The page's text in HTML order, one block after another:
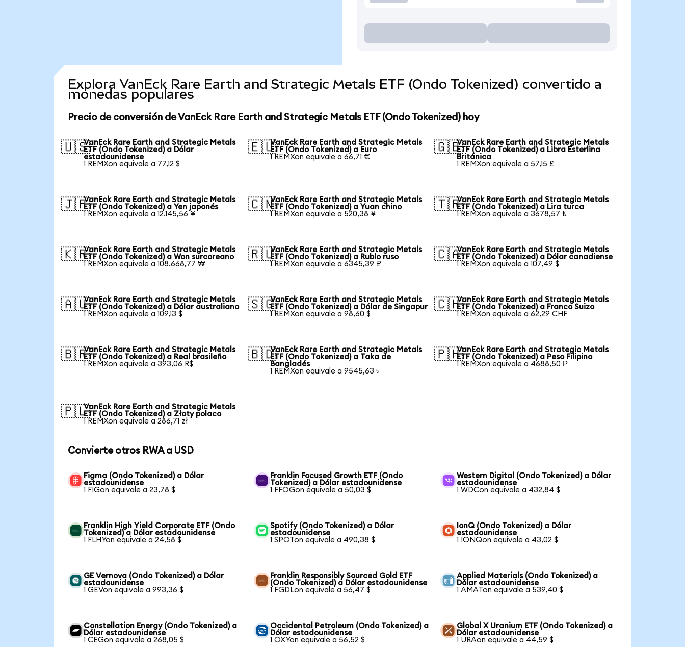
Explora VanEck Rare Earth and Strategic Metals ETF (Ondo Tokenized) convertido a
monedas populares
Precio de conversión de VanEck Rare Earth and Strategic Metals ETF (Ondo Tokenized) hoy
🇺🇸VanEck Rare Earth and Strategic Metals
ETF (Ondo Tokenized) a Dólar
estadounidense
1 REMXon equivale a 77,12 $
🇪🇺VanEck Rare Earth and Strategic Metals
ETF (Ondo Tokenized) a Euro
1 REMXon equivale a 66,71 €
🇬🇧VanEck Rare Earth and Strategic Metals
ETF (Ondo Tokenized) a Libra Esterlina
Británica
1 REMXon equivale a 57,15 £
🇯🇵VanEck Rare Earth and Strategic Metals
ETF (Ondo Tokenized) a Yen japonés
1 REMXon equivale a 12.145,56 ¥
🇨🇳VanEck Rare Earth and Strategic Metals
ETF (Ondo Tokenized) a Yuan chino
1 REMXon equivale a 520,38 ¥
🇹🇷VanEck Rare Earth and Strategic Metals
ETF (Ondo Tokenized) a Lira turca
1 REMXon equivale a 3678,57 ₺
🇰🇷VanEck Rare Earth and Strategic Metals
ETF (Ondo Tokenized) a Won surcoreano
1 REMXon equivale a 108.668,77 ₩
🇷🇺VanEck Rare Earth and Strategic Metals
ETF (Ondo Tokenized) a Rublo ruso
1 REMXon equivale a 6345,39 ₽
🇨🇦VanEck Rare Earth and Strategic Metals
ETF (Ondo Tokenized) a Dólar canadiense
1 REMXon equivale a 107,49 $
🇦🇺VanEck Rare Earth and Strategic Metals
ETF (Ondo Tokenized) a Dólar australiano
1 REMXon equivale a 109,13 $
🇸🇬VanEck Rare Earth and Strategic Metals
ETF (Ondo Tokenized) a Dólar de Singapur
1 REMXon equivale a 98,60 $
🇨🇭VanEck Rare Earth and Strategic Metals
ETF (Ondo Tokenized) a Franco Suizo
1 REMXon equivale a 62,29 CHF
🇧🇷VanEck Rare Earth and Strategic Metals
ETF (Ondo Tokenized) a Real brasileño
1 REMXon equivale a 393,06 R$
🇧🇩VanEck Rare Earth and Strategic Metals
ETF (Ondo Tokenized) a Taka de
Bangladés
1 REMXon equivale a 9545,63 ৳
🇵🇭VanEck Rare Earth and Strategic Metals
ETF (Ondo Tokenized) a Peso Filipino
1 REMXon equivale a 4688,50 ₱
🇵🇱VanEck Rare Earth and Strategic Metals
ETF (Ondo Tokenized) a Złoty polaco
1 REMXon equivale a 286,71 zł
Convierte otros RWA a USD
Figma (Ondo Tokenized) a Dólar
estadounidense
1 FIGon equivale a 23,78 $
Franklin Focused Growth ETF (Ondo
Tokenized) a Dólar estadounidense
1 FFOGon equivale a 50,03 $
Western Digital (Ondo Tokenized) a Dólar
estadounidense
1 WDCon equivale a 432,84 $
Franklin High Yield Corporate ETF (Ondo
Tokenized) a Dólar estadounidense
1 FLHYon equivale a 24,58 $
Spotify (Ondo Tokenized) a Dólar
estadounidense
1 SPOTon equivale a 490,38 $
IonQ (Ondo Tokenized) a Dólar
estadounidense
1 IONQon equivale a 43,02 $
GE Vernova (Ondo Tokenized) a Dólar
estadounidense
1 GEVon equivale a 993,36 $
Franklin Responsibly Sourced Gold ETF
(Ondo Tokenized) a Dólar estadounidense
1 FGDLon equivale a 56,47 $
Applied Materials (Ondo Tokenized) a
Dólar estadounidense
1 AMATon equivale a 539,40 $
Constellation Energy (Ondo Tokenized) a
Dólar estadounidense
1 CEGon equivale a 268,05 $
Occidental Petroleum (Ondo Tokenized) a
Dólar estadounidense
1 OXYon equivale a 56,52 $
Global X Uranium ETF (Ondo Tokenized) a
Dólar estadounidense
1 URAon equivale a 44,59 $